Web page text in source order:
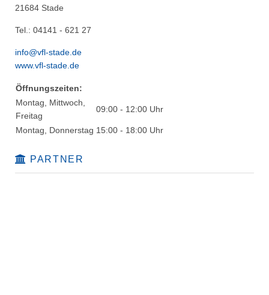
21684 Stade
Tel.: 04141 - 621 27
info@vfl-stade.de
www.vfl-stade.de
Öffnungszeiten:
Montag, Mittwoch,
Freitag
09:00 - 12:00 Uhr
Montag, Donnerstag 15:00 - 18:00 Uhr
PARTNER